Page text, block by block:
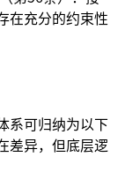
在充分的约束性
系可归纳为以下
差异，但底层逻